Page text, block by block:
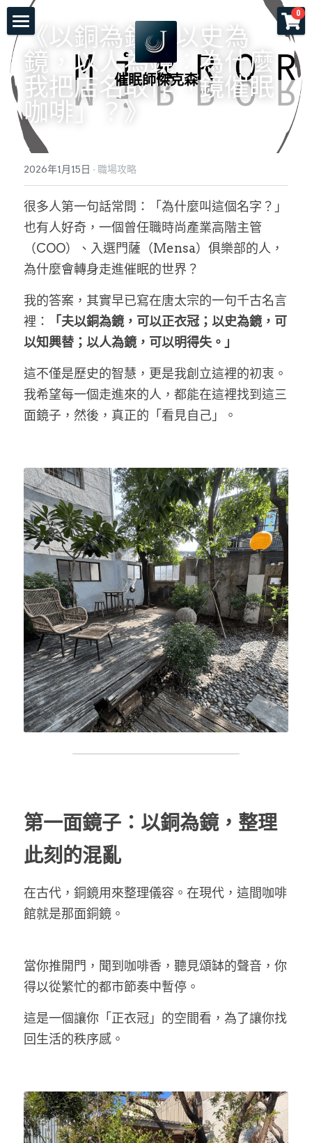
催眠師傑克森
0
首頁
關於老師
一對一服務
催眠服務
頌缽及量子觸療
塔羅示現
預約各項服務
一日工作坊
自我催眠工作坊
前世今生工作坊
元辰宮工作坊
解夢與清醒夢工作坊
工作坊報名
催眠師培訓課程
NGH催眠師證照班
真知催眠(TKH)
催眠師進修班
證照班報名
免費講座
認識催眠
一個小時理解催眠
各式文章
好評回饋
官方LINE
LINE社群
《以銅為鏡，以史為
鏡，以人為鏡：為什麼
我把店名取作「鏡催眠
咖啡」？》
2026年1月15日 · 職場攻略
很多人第一句話常問：「為什麼叫這個名字？」
也有人好奇，一個曾任職時尚產業高階主管
（COO）、入選門薩（Mensa）俱樂部的人，
為什麼會轉身走進催眠的世界？
我的答案，其實早已寫在唐太宗的一句千古名言
裡：
「夫以銅為鏡，可以正衣冠；以史為鏡，可
以知興替；以人為鏡，可以明得失。」
這不僅是歷史的智慧，更是我創立這裡的初衷。
我希望每一個走進來的人，都能在這裡找到這三
面鏡子，然後，真正的「看見自己」。
第一面鏡子：以銅為鏡，整理
此刻的混亂
在古代，銅鏡用來整理儀容。在現代，這間咖啡
館就是那面銅鏡。
當你推開門，聞到咖啡香，聽見頌缽的聲音，你
得以從繁忙的都市節奏中暫停。
這是一個讓你「正衣冠」的空間看，為了讓你找
回生活的秩序感。
×
商品分類
所有商品分類